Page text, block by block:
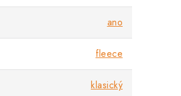
ano
fleece
klasický